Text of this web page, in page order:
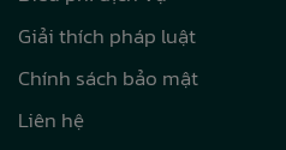
Giải thích pháp luật
Chính sách bảo mật
Liên hệ